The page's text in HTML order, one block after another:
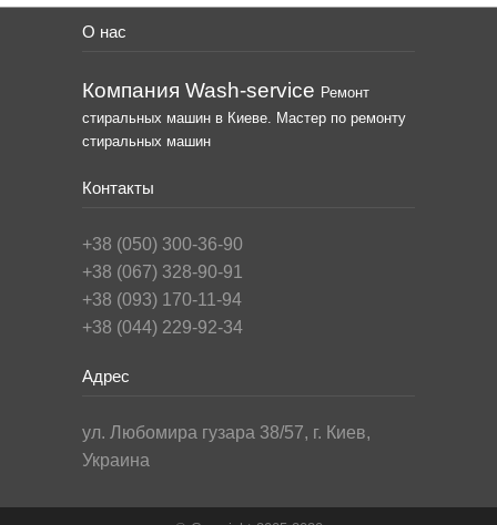
О нас
Компания Wash-service Ремонт
стиральных машин в Киеве. Мастер по ремонту
стиральных машин
Контакты
+38 (050) 300-36-90
+38 (067) 328-90-91
+38 (093) 170-11-94
+38 (044) 229-92-34
Адрес
ул. Любомира гузара 38/57, г. Киев,
Украина